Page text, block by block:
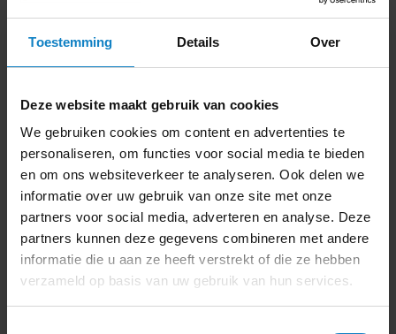
Toestemming Details Over
Deze website maakt gebruik van cookies
We gebruiken cookies om content en advertenties te
personaliseren, om functies voor social media te bieden
en om ons websiteverkeer te analyseren. Ook delen we
informatie over uw gebruik van onze site met onze
partners voor social media, adverteren en analyse. Deze
partners kunnen deze gegevens combineren met andere
informatie die u aan ze heeft verstrekt of die ze hebben
verzameld op basis van uw gebruik van hun services.
Daan Sparks
5
Service
Snelle levering
Communicatie
“Uitstekend meegedacht. Snelle
levering. Keurig te woord gestaan bij